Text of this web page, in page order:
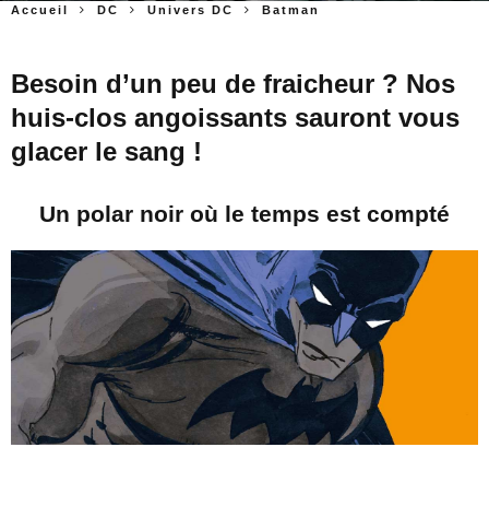
Accueil DC Univers DC Batman
Besoin d’un peu de fraicheur ? Nos
huis-clos angoissants sauront vous
glacer le sang !
Un polar noir où le temps est compté